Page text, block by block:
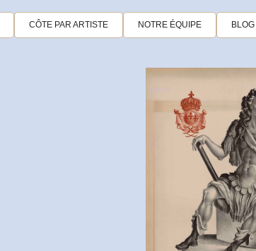
CÔTE PAR ARTISTE NOTRE ÉQUIPE BLOG